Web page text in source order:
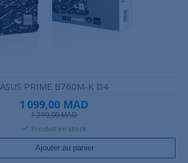
ASUS PRIME B760M-K D4
1 099,00 MAD
1 299,00 MAD
Produit en stock
Ajouter au panier